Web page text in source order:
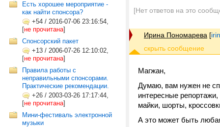
Есть хорошее мероприятие -
как найти спонсора?
+54 / 2016-07-06 23:16:54,
[не прочитана]
Спонсорский пакет
+13 / 2006-07-26 12:10:02,
[не прочитана]
Правила работы с
неправильными спонсорами.
Практические рекомендации.
+26 / 2003-03-26 17:17:44,
[не прочитана]
Мини-фестиваль электронной
музыки
[Нет ответов на это
Ирина Пономарева [
Магжан,
Думаю, вам нужен не
интересные
майки, шорты,
А это может быть